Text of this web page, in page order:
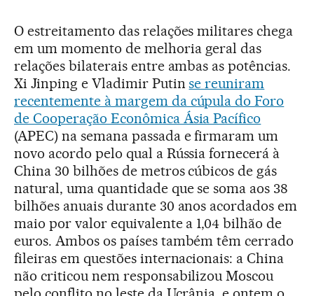
O estreitamento das relações militares chega
em um momento de melhoria geral das
relações bilaterais entre ambas as potências.
Xi Jinping e Vladimir Putinse reuniram
recentemente à margem da cúpula do Foro
de Cooperação Econômica Ásia Pacífico
(APEC) na semana passada e firmaram um
novo acordo pelo qual a Rússia fornecerá à
China 30 bilhões de metros cúbicos de gás
natural, uma quantidade que se soma aos 38
bilhões anuais durante 30 anos acordados em
maio por valor equivalente a 1,04 bilhão de
euros. Ambos os países também têm cerrado
fileiras em questões internacionais: a China
não criticou nem responsabilizou Moscou